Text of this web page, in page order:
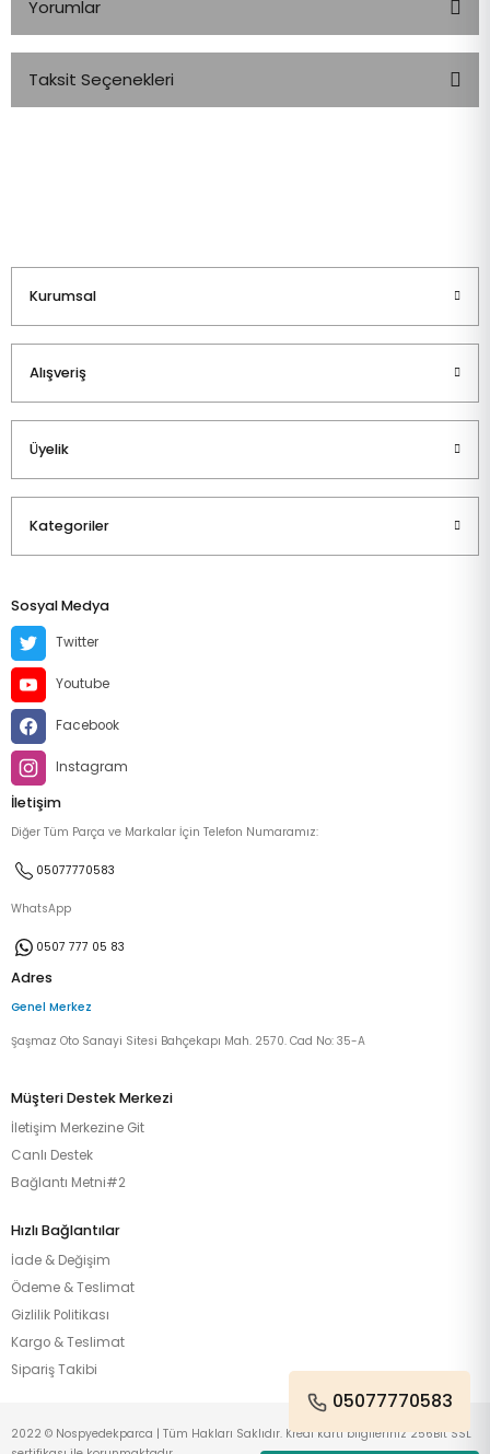
Yorumlar
Taksit Seçenekleri
Kurumsal
Alışveriş
Üyelik
Kategoriler
Sosyal Medya
Twitter
Youtube
Facebook
Instagram
İletişim
Diğer Tüm Parça ve Markalar İçin Telefon Numaramız:
05077770583
WhatsApp
0507 777 05 83
Adres
Genel Merkez
Şaşmaz Oto Sanayi Sitesi Bahçekapı Mah. 2570. Cad No: 35-A
Müşteri Destek Merkezi
İletişim Merkezine Git
Canlı Destek
Bağlantı Metni#2
Hızlı Bağlantılar
İade & Değişim
Ödeme & Teslimat
Gizlilik Politikası
Kargo & Teslimat
Sipariş Takibi
05077770583
2022 © Nospyedekparca | Tüm Hakları Saklıdır. Kredi kartı bilgileriniz 256Bit SSL